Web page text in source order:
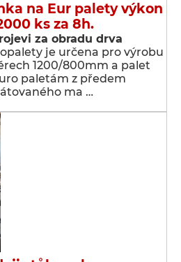
na Eur palety výkon
ks za 8h.
za obradu drva
je určena pro výrobu
1200/800mm a palet
paletám z předem
ma …